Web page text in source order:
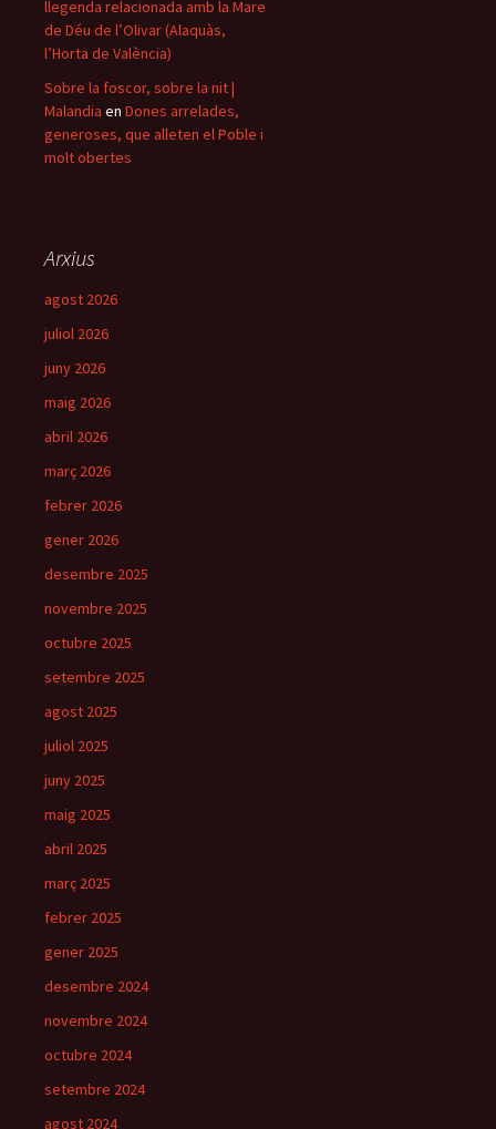
llegenda relacionada amb la Mare
de Déu de l’Olivar (Alaquàs,
l’Horta de València)
Sobre la foscor, sobre la nit |
Malandia en Dones arrelades,
generoses, que alleten el Poble i
molt obertes
Arxius
agost 2026
juliol 2026
juny 2026
maig 2026
abril 2026
març 2026
febrer 2026
gener 2026
desembre 2025
novembre 2025
octubre 2025
setembre 2025
agost 2025
juliol 2025
juny 2025
maig 2025
abril 2025
març 2025
febrer 2025
gener 2025
desembre 2024
novembre 2024
octubre 2024
setembre 2024
agost 2024